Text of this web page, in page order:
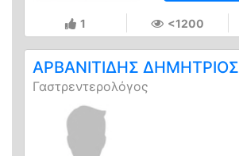
1 <1200
ΑΡΒΑΝΙΤΙΔΗΣ ΔΗΜΗΤΡΙΟΣ
Γαστρεντερολόγος